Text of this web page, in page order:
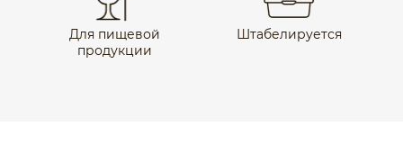
Для пищевой
продукции
Штабелируется